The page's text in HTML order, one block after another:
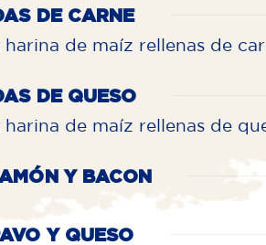
DE CARNE
harina de maíz rellenas de
DE QUESO
harina de maíz rellenas de
Y BACON
Y QUESO